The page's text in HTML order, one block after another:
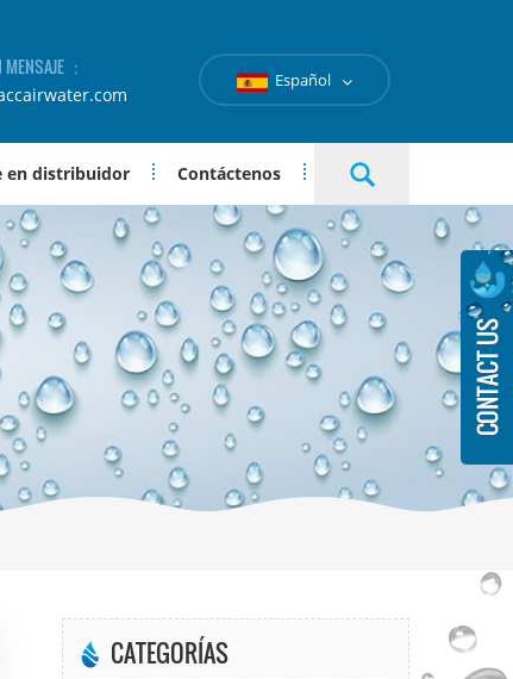
：
Español
en distribuidor Contáctenos
CATEGORÍAS